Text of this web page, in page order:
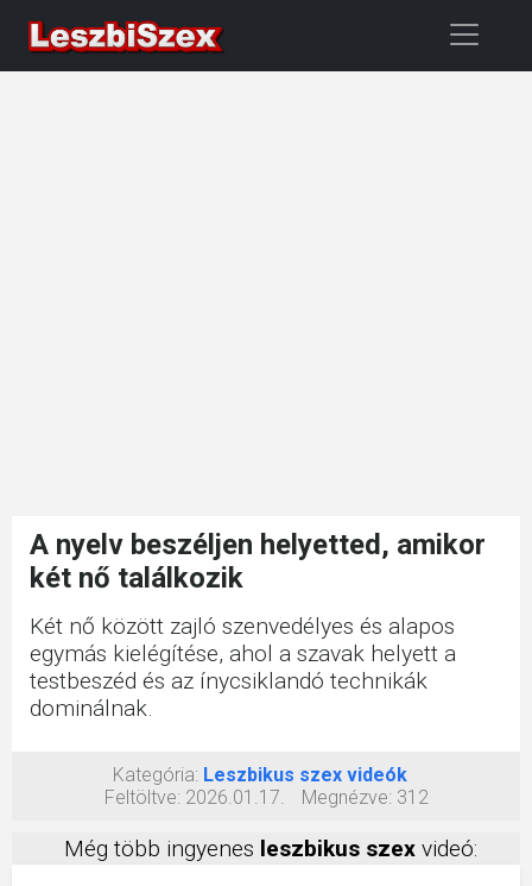
A nyelv beszéljen helyetted, amikor
két nő találkozik
Két nő között zajló szenvedélyes és alapos
egymás kielégítése, ahol a szavak helyett a
testbeszéd és az ínycsiklandó technikák
dominálnak.
Kategória: Leszbikus szex videók
Feltöltve: 2026.01.17. Megnézve: 312
Még több ingyenes leszbikus szex videó: